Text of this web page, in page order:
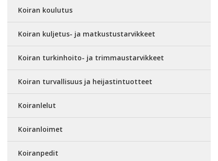
Koiran koulutus
Koiran kuljetus- ja matkustustarvikkeet
Koiran turkinhoito- ja trimmaustarvikkeet
Koiran turvallisuus ja heijastintuotteet
Koiranlelut
Koiranloimet
Koiranpedit